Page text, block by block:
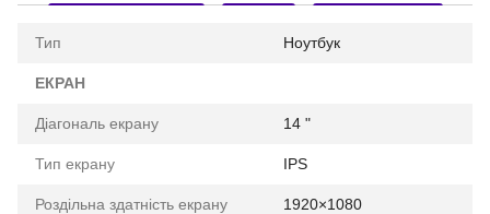
Тип Ноутбук
ЕКРАН
Діагональ екрану 14 "
Тип екрану IPS
Роздільна здатність екрану 1920×1080